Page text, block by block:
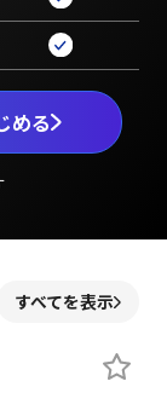
める
すべてを表示